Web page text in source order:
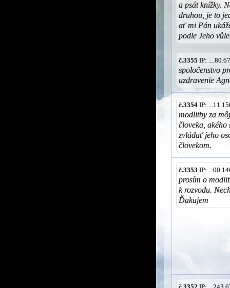
a psát knížky.
druhou, je to
ať mi Pán
podle Jeho
č.3355 IP:
spoločenstvo
uzdravenie
č.3354 IP:
modlitby za
človeka,
zvládať jeho
človekom.
č.3353 IP:
prosím o
k rozvodu.
Ďakujem